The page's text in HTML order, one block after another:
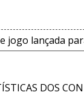
jogo lançada
DOS